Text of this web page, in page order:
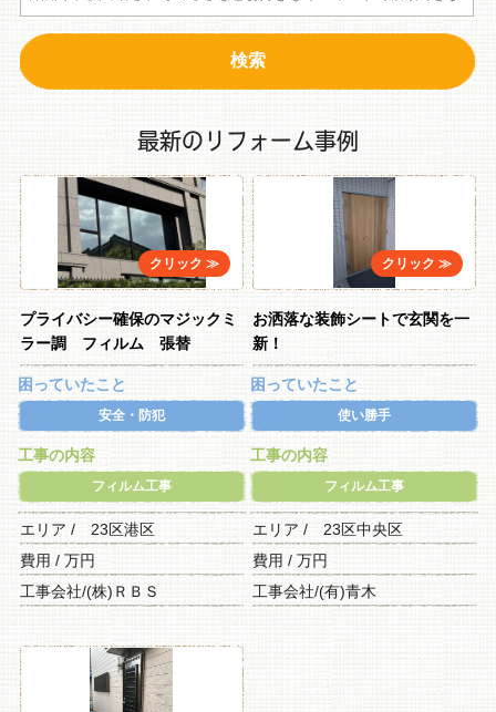
最新のリフォーム事例
プライバシー確保のマジックミ
ラー調 フィルム 張替
困っていたこと
安全・防犯
工事の内容
フィルム工事
エリア / 23区港区
費用 / 万円
工事会社/(株)ＲＢＳ
お洒落な装飾シートで玄関を一
新！
困っていたこと
使い勝手
工事の内容
フィルム工事
エリア / 23区中央区
費用 / 万円
工事会社/(有)青木